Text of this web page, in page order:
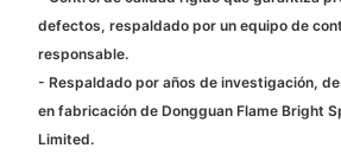
defectos, respaldado por un equipo de
responsable.
- Respaldado por años de investigación,
en fabricación de Dongguan Flame Bright
Limited.